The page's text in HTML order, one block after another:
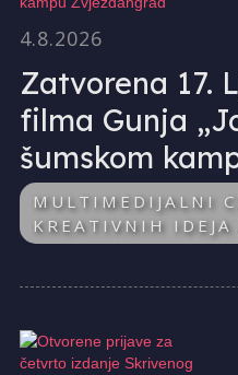
4.8.2026
Zatvorena 17.
filma Gunja
šumskom
MULTIMEDIJALNI
KREATIVNIH